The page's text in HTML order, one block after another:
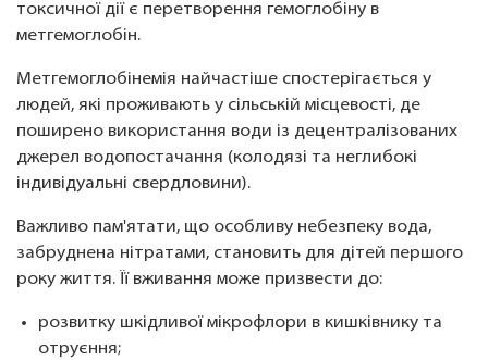
токсичної дії є перетворення гемоглобіну в
метгемоглобін.
Метгемоглобінемія найчастіше спостерігається у
людей, які проживають у сільській місцевості, де
поширено використання води із децентралізованих
джерел водопостачання (колодязі та неглибокі
індивідуальні свердловини).
Важливо пам'ятати, що особливу небезпеку вода,
забруднена нітратами, становить для дітей першого
року життя. Її вживання може призвести до:
розвитку шкідливої мікрофлори в кишківнику та
отруєння;